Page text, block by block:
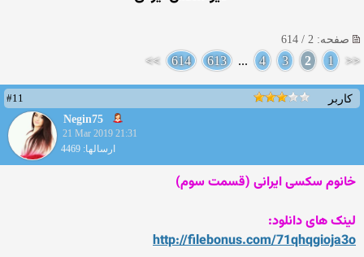
صفحه: 2 / 614
<<
1
2
3
4
...
613
614
>>
کاربر
#11
Negin75
21 Mar 2019 21:31
ارسالها: 4469
خانوم سکسی ایرانی (قسمت سوم)
لینک های دانلود:
http://filebonus.com/71qhqgioja3o